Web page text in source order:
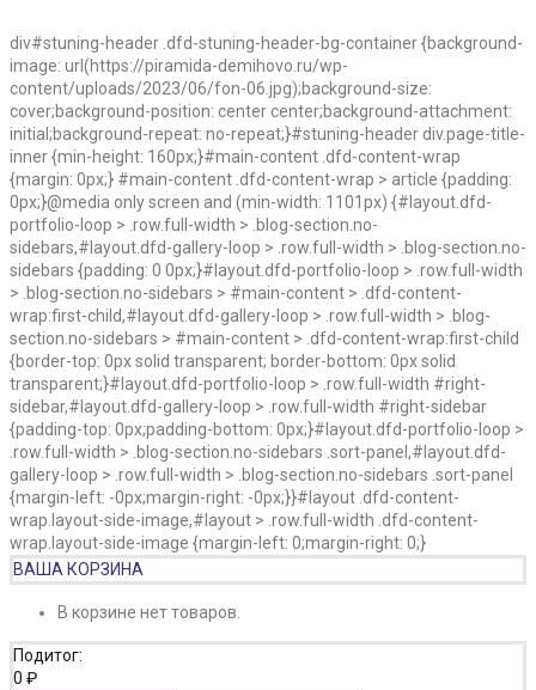
div#stuning-header .dfd-stuning-header-bg-container {background-
image: url(https://piramida-demihovo.ru/wp-
content/uploads/2023/06/fon-06.jpg);background-size:
cover;background-position: center center;background-attachment:
initial;background-repeat: no-repeat;}#stuning-header div.page-title-
inner {min-height: 160px;}#main-content .dfd-content-wrap
{margin: 0px;} #main-content .dfd-content-wrap > article {padding:
0px;}@media only screen and (min-width: 1101px) {#layout.dfd-
portfolio-loop > .row.full-width > .blog-section.no-
sidebars,#layout.dfd-gallery-loop > .row.full-width > .blog-section.no-
sidebars {padding: 0 0px;}#layout.dfd-portfolio-loop > .row.full-width
> .blog-section.no-sidebars > #main-content > .dfd-content-
wrap:first-child,#layout.dfd-gallery-loop > .row.full-width > .blog-
section.no-sidebars > #main-content > .dfd-content-wrap:first-child
{border-top: 0px solid transparent; border-bottom: 0px solid
transparent;}#layout.dfd-portfolio-loop > .row.full-width #right-
sidebar,#layout.dfd-gallery-loop > .row.full-width #right-sidebar
{padding-top: 0px;padding-bottom: 0px;}#layout.dfd-portfolio-loop >
.row.full-width > .blog-section.no-sidebars .sort-panel,#layout.dfd-
gallery-loop > .row.full-width > .blog-section.no-sidebars .sort-panel
{margin-left: -0px;margin-right: -0px;}}#layout .dfd-content-
wrap.layout-side-image,#layout > .row.full-width .dfd-content-
wrap.layout-side-image {margin-left: 0;margin-right: 0;}
ВАША КОРЗИНА
В корзине нет товаров.
Подитог:
0 ₽